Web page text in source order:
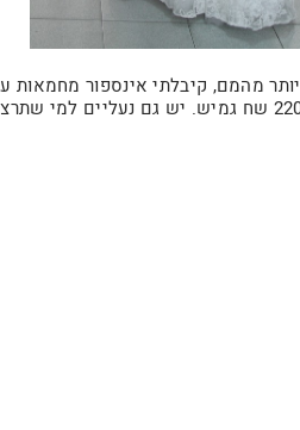
מהמם, קיבלתי אינספור מחמאות
ניקוי יבש. מתאימה למידות 34-36 , חזה קטן עד בינוני. 2200 שח גמיש. יש